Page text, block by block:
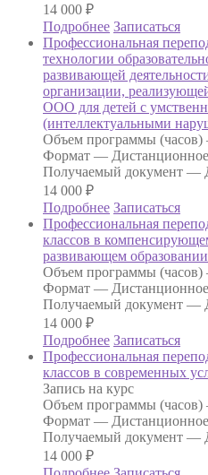
14 000 ₽
Подробнее Записаться
Профессиональная
технологии
развивающей
организации,
ООО для детей с
(интеллектуальными
Объем программы
Формат — Дистанционное
Получаемый документ —
14 000 ₽
Подробнее Записаться
Профессиональная
классов в
развивающем
Объем программы
Формат — Дистанционное
Получаемый документ —
14 000 ₽
Подробнее Записаться
Профессиональная
классов в современных
Запись на курс
Объем программы
Формат — Дистанционное
Получаемый документ —
14 000 ₽